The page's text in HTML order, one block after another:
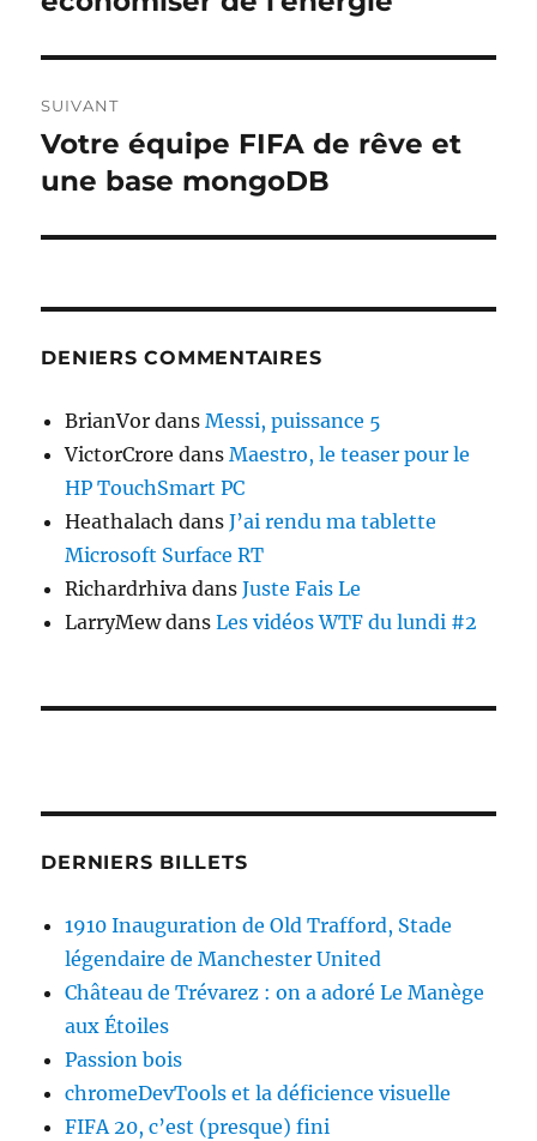
SUIVANT
Publication
suivante :
Votre équipe FIFA de rêve et
une base mongoDB
DENIERS COMMENTAIRES
BrianVor dansMessi, puissance 5
VictorCrore dansMaestro, le teaser pour le
HP TouchSmart PC
Heathalach dansJ’ai rendu ma tablette
Microsoft Surface RT
Richardrhiva dansJuste Fais Le
LarryMewdansLes vidéos WTF du lundi #2
DERNIERS BILLETS
1910 Inauguration de Old Trafford, Stade
légendaire de Manchester United
Château de Trévarez : on a adoré Le Manège
aux Étoiles
Passion bois
chromeDevTools et la déficience visuelle
FIFA 20, c’est (presque) fini